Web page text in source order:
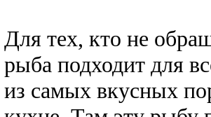
Для тех, кто не
рыба подходит для
из самых вкусных